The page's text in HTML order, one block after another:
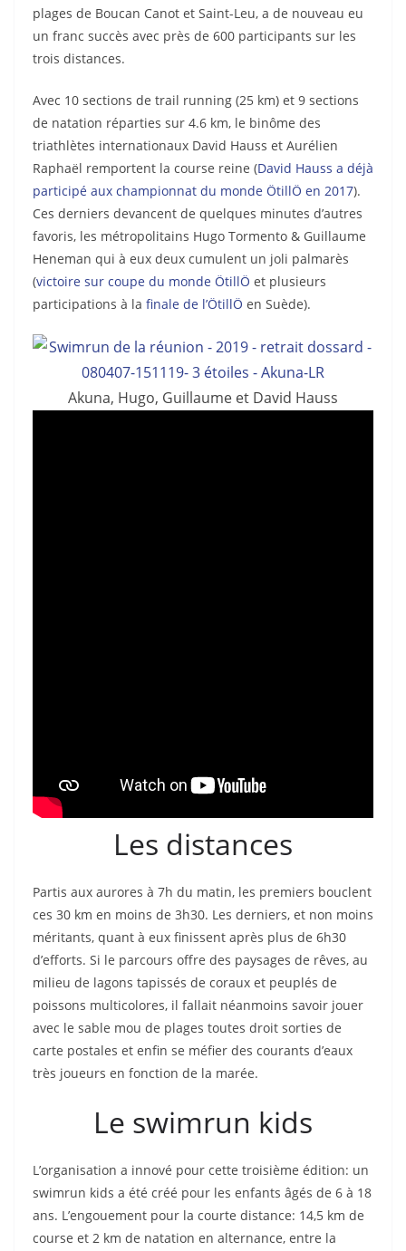
plages de Boucan Canot et Saint-Leu, a de nouveau eu
un franc succès avec près de 600 participants sur les
trois distances.
Avec 10 sections de trail running (25 km) et 9 sections
de natation réparties sur 4.6 km, le binôme des
triathlètes internationaux David Hauss et Aurélien
Raphaël remportent la course reine (David Hauss a déjà
participé aux championnat du monde ÖtillÖ en 2017).
Ces derniers devancent de quelques minutes d’autres
favoris, les métropolitains Hugo Tormento & Guillaume
Heneman qui à eux deux cumulent un joli palmarès
(victoire sur coupe du monde ÖtillÖ et plusieurs
participations à la finale de l’ÖtillÖ en Suède).
Akuna, Hugo, Guillaume et David Hauss
Les distances
Partis aux aurores à 7h du matin, les premiers bouclent
ces 30 km en moins de 3h30. Les derniers, et non moins
méritants, quant à eux finissent après plus de 6h30
d’efforts. Si le parcours offre des paysages de rêves, au
milieu de lagons tapissés de coraux et peuplés de
poissons multicolores, il fallait néanmoins savoir jouer
avec le sable mou de plages toutes droit sorties de
carte postales et enfin se méfier des courants d’eaux
très joueurs en fonction de la marée.
Le swimrun kids
L’organisation a innové pour cette troisième édition: un
swimrun kids a été créé pour les enfants âgés de 6 à 18
ans. L’engouement pour la courte distance: 14,5 km de
course et 2 km de natation en alternance, entre la